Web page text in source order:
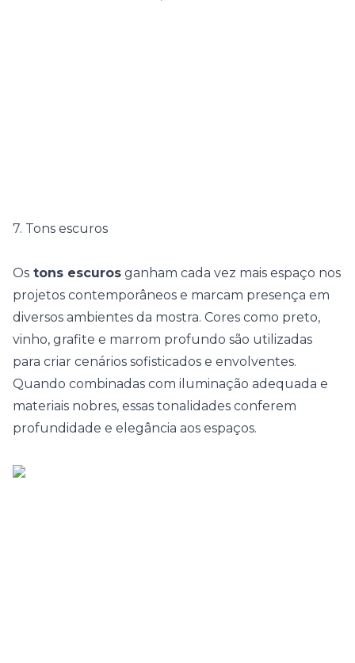
7. Tons escuros
Os tons escuros ganham cada vez mais espaço nos
projetos contemporâneos e marcam presença em
diversos ambientes da mostra. Cores como preto,
vinho, grafite e marrom profundo são utilizadas
para criar cenários sofisticados e envolventes.
Quando combinadas com iluminação adequada e
materiais nobres, essas tonalidades conferem
profundidade e elegância aos espaços.